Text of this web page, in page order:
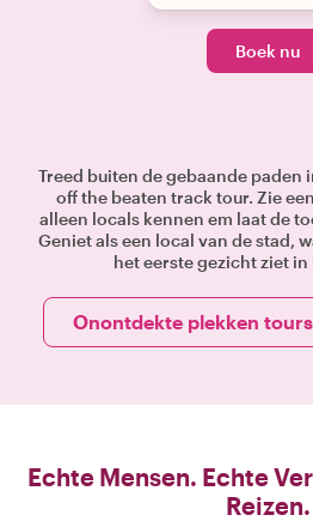
Boek nu
Treed buiten de gebaande paden
off the beaten track tour. Zie
alleen locals kennen em laat de
Geniet als een local van de stad,
het eerste gezicht ziet in
Onontdekte plekken
Echte Mensen. Echte
Reizen.